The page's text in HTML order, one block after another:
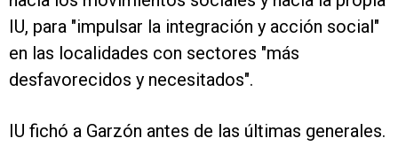
IU, para "impulsar la integración y acción social"
en las localidades con sectores "más
desfavorecidos y necesitados".
IU fichó a Garzón antes de las últimas generales.